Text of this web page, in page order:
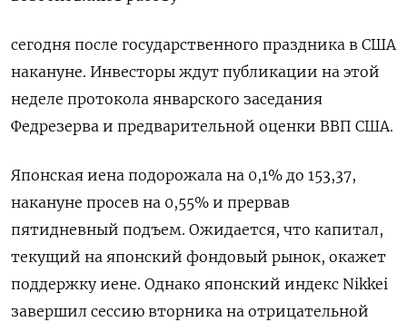
сегодня после государственного праздника ​в США
накануне. Инвесторы ждут публикации на этой
неделе ‌протокола январского заседания
Федрезерва и предварительной оценки ВВП США.
Японская ​иена подорожала на 0,1% до 153,37,
накануне просев ‌на 0,55% и прервав
пятидневный подъем. Ожидается, что капитал,
текущий на японский фондовый рынок, окажет
поддержку иене. ​Однако японский индекс ​Nikkei
завершил сессию ‌вторника на отрицательной